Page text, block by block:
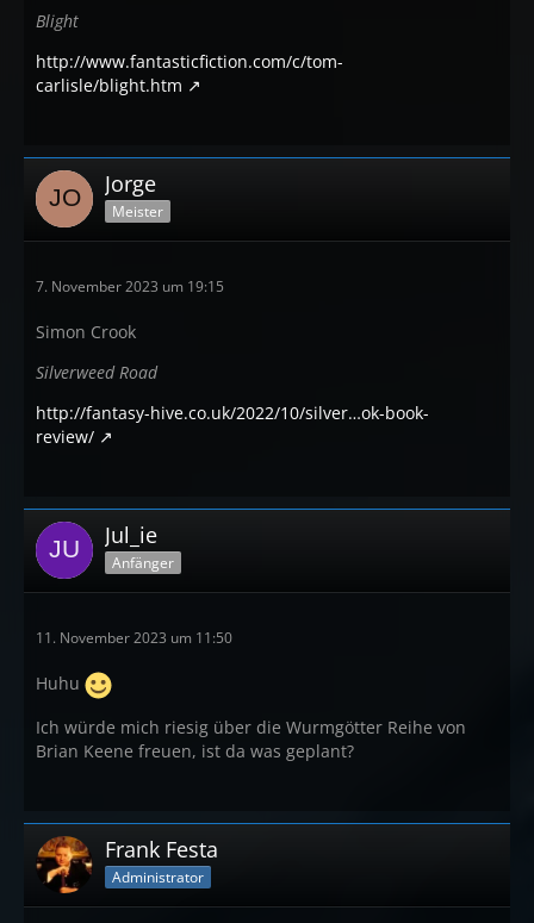
Blight
http://www.fantasticfiction.com/c/tom-
carlisle/blight.htm
Jorge
Meister
7. November 2023 um 19:15
Simon Crook
Silverweed Road
http://fantasy-hive.co.uk/2022/10/silver…ok-book-
review/
Jul_ie
Anfänger
11. November 2023 um 11:50
Huhu
Ich würde mich riesig über die Wurmgötter Reihe von
Brian Keene freuen, ist da was geplant?
Frank Festa
Administrator